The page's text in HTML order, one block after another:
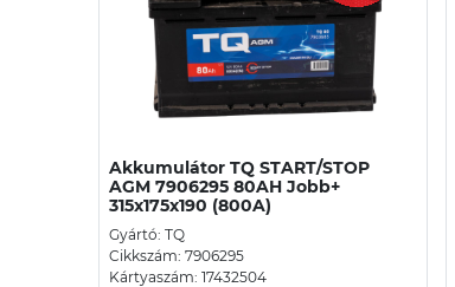
Akkumulátor TQ START/STOP
AGM 7906295 80AH Jobb+
315x175x190 (800A)
Gyártó: TQ
Cikkszám: 7906295
Kártyaszám: 17432504